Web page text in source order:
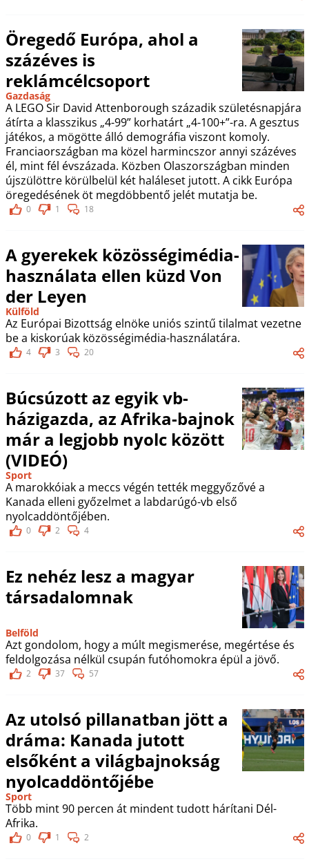
Öregedő Európa, ahol a
százéves is
reklámcélcsoport
Gazdaság
A LEGO Sir David Attenborough századik születésnapjára
átírta a klasszikus „4-99” korhatárt „4-100+”-ra. A gesztus
játékos, a mögötte álló demográfia viszont komoly.
Franciaországban ma közel harmincszor annyi százéves
él, mint fél évszázada. Közben Olaszországban minden
újszülöttre körülbelül két haláleset jutott. A cikk Európa
öregedésének öt megdöbbentő jelét mutatja be.
0 1 18
A gyerekek közösségimédia-
használata ellen küzd Von
der Leyen
Külföld
Az Európai Bizottság elnöke uniós szintű tilalmat vezetne
be a kiskorúak közösségimédia-használatára.
4 3 20
Búcsúzott az egyik vb-
házigazda, az Afrika-bajnok
már a legjobb nyolc között
(VIDEÓ)
Sport
A marokkóiak a meccs végén tették meggyőzővé a
Kanada elleni győzelmet a labdarúgó-vb első
nyolcaddöntőjében.
0 2 4
Ez nehéz lesz a magyar
társadalomnak
Belföld
Azt gondolom, hogy a múlt megismerése, megértése és
feldolgozása nélkül csupán futóhomokra épül a jövő.
2 37 57
Az utolsó pillanatban jött a
dráma: Kanada jutott
elsőként a világbajnokság
nyolcaddöntőjébe
Sport
Több mint 90 percen át mindent tudott hárítani Dél-
Afrika.
0 1 2